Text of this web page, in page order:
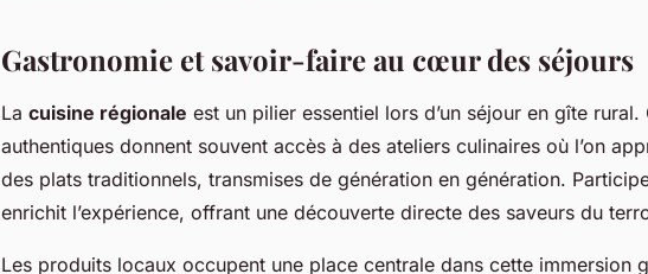
Gastronomie et savoir-faire au cœur des séjours
La cuisine régionale est un pilier essentiel lors d’un séjour en gîte rural.
authentiques donnent souvent accès à des ateliers culinaires où l’on
des plats traditionnels, transmises de génération en génération.
enrichit l’expérience, offrant une découverte directe des saveurs du
Les produits locaux occupent une place centrale dans cette immersion